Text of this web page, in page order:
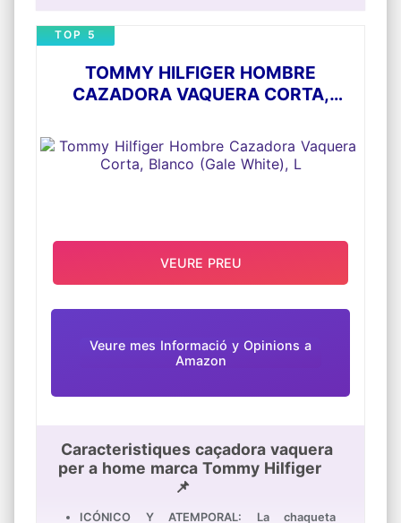
TOMMY HILFIGER HOMBRE
CAZADORA VAQUERA CORTA,
TOP 5
Veure mes Informació y Opinions a
Amazon
Caracteristiques caçadora vaquera
per a home marca Tommy Hilfiger
📌
ICÓNICO Y ATEMPORAL: La chaqueta
VEURE PREU